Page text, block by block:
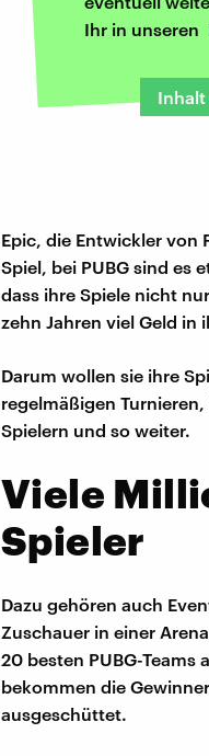
Ihr in unseren
Inhalt
Epic, die Entwickler von
Spiel, bei PUBG sind es
dass ihre Spiele nicht
zehn Jahren viel Geld in
Darum wollen sie ihre
regelmäßigen
Spielern und so weiter.
Viele
Spieler
Dazu gehören auch
Zuschauer in einer
20 besten PUBG-
bekommen die
ausgeschüttet.